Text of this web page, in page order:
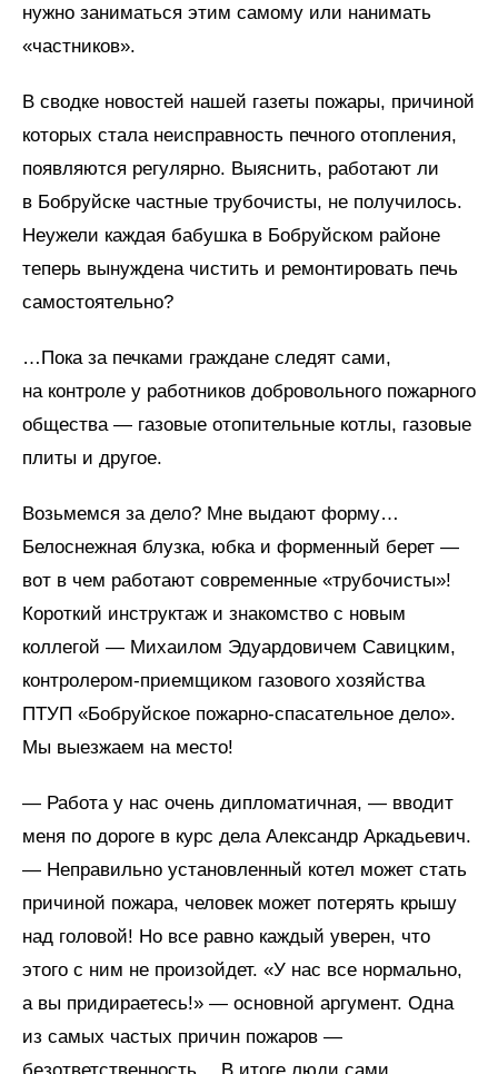
нужно заниматься этим самому или нанимать
«частников».
В сводке новостей нашей газеты пожары, причиной
которых стала неисправность печного отопления,
появляются регулярно. Выяснить, работают ли
в Бобруйске частные трубочисты, не получилось.
Неужели каждая бабушка в Бобруйском районе
теперь вынуждена чистить и ремонтировать печь
самостоятельно?
…Пока за печками граждане следят сами,
на контроле у работников добровольного пожарного
общества — газовые отопительные котлы, газовые
плиты и другое.
Возьмемся за дело? Мне выдают форму…
Белоснежная блузка, юбка и форменный берет —
вот в чем работают современные «трубочисты»!
Короткий инструктаж и знакомство с новым
коллегой — Михаилом Эдуардовичем Савицким,
контролером-приемщиком газового хозяйства
ПТУП «Бобруйское пожарно-спасательное дело».
Мы выезжаем на место!
— Работа у нас очень дипломатичная, — вводит
меня по дороге в курс дела Александр Аркадьевич.
— Неправильно установленный котел может стать
причиной пожара, человек может потерять крышу
над головой! Но все равно каждый уверен, что
этого с ним не произойдет. «У нас все нормально,
а вы придираетесь!» — основной аргумент. Одна
из самых частых причин пожаров —
безответственность… В итоге люди сами